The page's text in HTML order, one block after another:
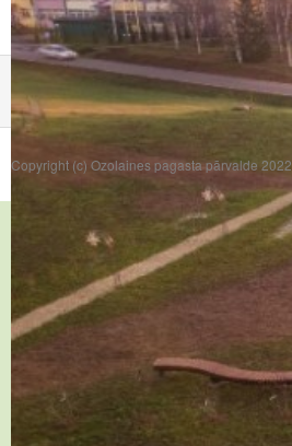
Copyright (c) Ozolaines pagasta pārvalde 2022